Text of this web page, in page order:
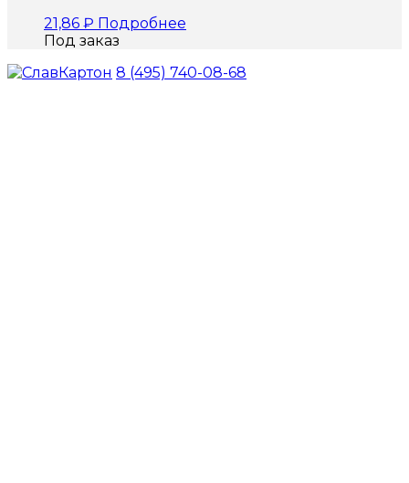
21,86 ₽ Подробнее
Под заказ
8 (495) 740-08-68